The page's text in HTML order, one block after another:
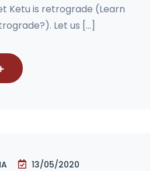
Ketu is retrograde (Learn
Let us [...]
13/05/2020